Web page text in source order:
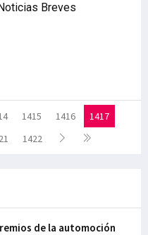
Breves
1415 1416
1417
1422
de la automoción